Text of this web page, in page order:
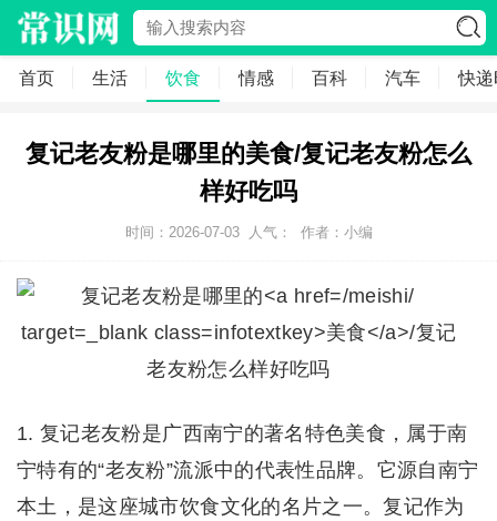
首页 生活 饮食 情感 百科 汽车 快
复记老友粉是哪里的美食/复记老友粉怎么
样好吃吗
时间：2026-07-03 人气： 作者：小编
1. 复记老友粉是广西南宁的著名特色美食，属于南
宁特有的“老友粉”流派中的代表性品牌。它源自南宁
本土，是这座城市饮食文化的名片之一。复记作为